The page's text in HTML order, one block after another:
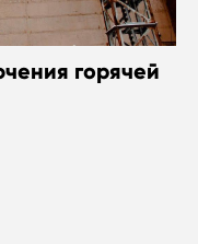
горячей